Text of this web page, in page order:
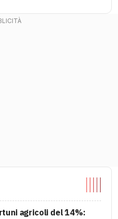
agricoli del 14%: